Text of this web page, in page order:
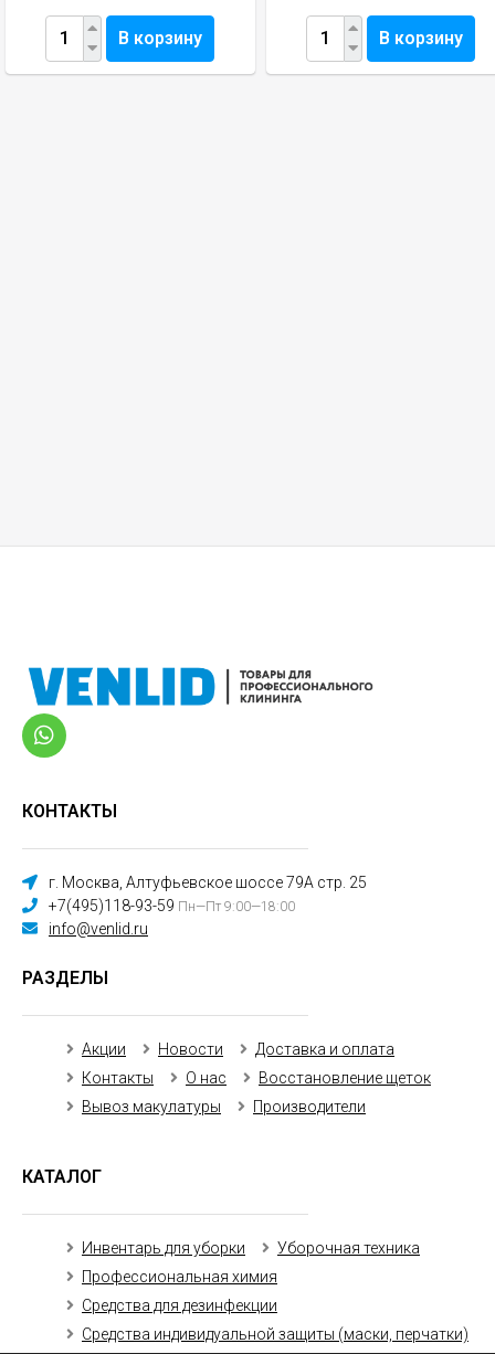
В корзину В корзину
КОНТАКТЫ
г. Москва, Алтуфьевское шоссе 79А стр. 25
+7(495)118-93-59 Пн—Пт 9:00—18:00
info@venlid.ru
РАЗДЕЛЫ
Акции Новости
Доставка и оплата
Контакты
О нас
Восстановление щеток
Вывоз макулатуры
Производители
КАТАЛОГ
Инвентарь для уборки
Уборочная техника
Профессиональная химия
Средства для дезинфекции
Средства индивидуальной защиты (маски, перчатки)